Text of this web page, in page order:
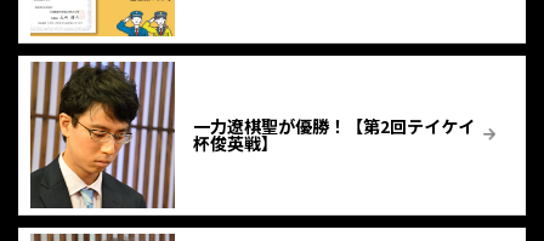
一力遼棋聖が優勝！【第2回テイケイ
杯俊英戦】